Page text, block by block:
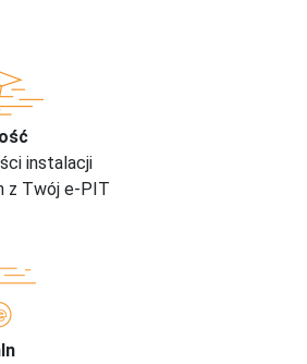
instalacji
z Twój e-PIT